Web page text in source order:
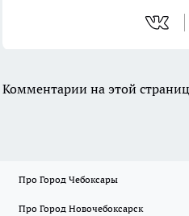
Комментарии на этой
Про Город Чебоксары
Про Город Новочебоксарск